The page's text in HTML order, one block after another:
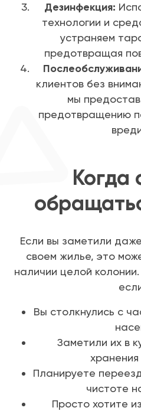
Дезинфекция:
технологии и
устраняем
предотвращая
клиентов без
мы
предотвращению
Когда
Если вы заметили
своем жилье, это
наличии целой
Вы столкнулись с
Заметили их в
Планируете
чистоте
Просто хотите